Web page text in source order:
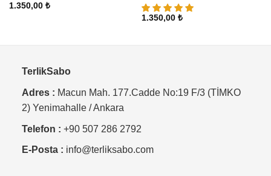
1.350,00 ₺
1.350,00 ₺
TerlikSabo
Adres : Macun Mah. 177.Cadde No:19 F/3 (TİMKO
2) Yenimahalle / Ankara
Telefon : +90 507 286 2792
E-Posta : info@terliksabo.com